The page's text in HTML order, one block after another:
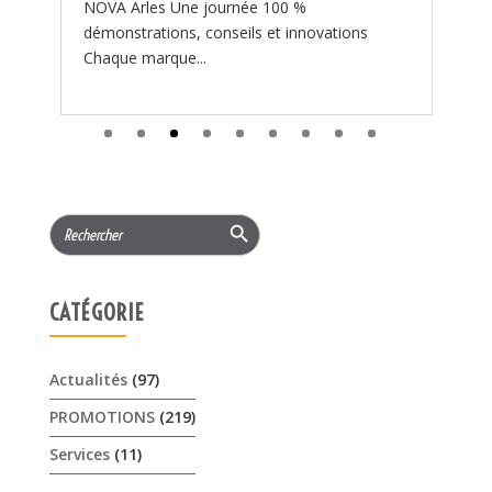
Search Search Button
CATÉGORIE
PROMOTIONS
𝟏𝟓% 𝐝𝐞 𝐫𝐞𝐦𝐢𝐬𝐞 cet été sur les …
3 août 2026